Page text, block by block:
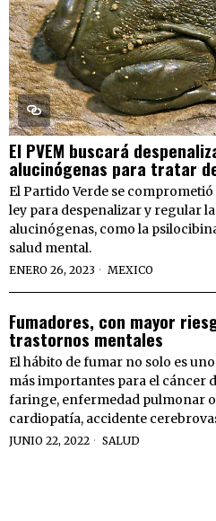
El PVEM buscará
alucinógenas para tratar
El Partido Verde se
ley para despenalizar y regular
alucinógenas, como la
salud mental.
ENERO 26, 2023 MEXICO
Fumadores, con mayor
trastornos mentales
El hábito de fumar no solo es
más importantes para el cáncer
faringe, enfermedad pulmonar
cardiopatía, accidente
JUNIO 22, 2022 SALUD